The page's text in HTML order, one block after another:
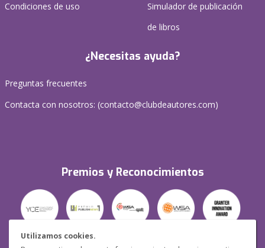
Utilizamos cookies.
Condiciones de uso
Simulador de publicación
de libros
¿Necesitas ayuda?
Preguntas frecuentes
Contacta con nosotros: (contacto@clubdeautores.com)
Premios y Reconocimientos